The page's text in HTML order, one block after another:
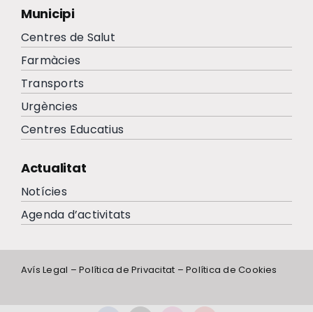
Municipi
Centres de Salut
Farmàcies
Transports
Urgències
Centres Educatius
Actualitat
Notícies
Agenda d’activitats
Avís Legal –Política de Privacitat –Política de Cookies